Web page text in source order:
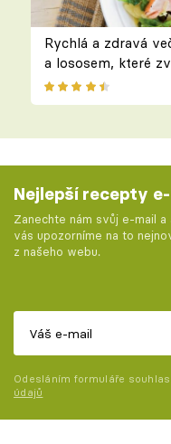
Rychlá a zdravá
a lososem, které
Nejlepší recepty
Zanechte nám svůj e-mail
vás upozorníme na to
z našeho webu.
Odesláním formuláře
údajů